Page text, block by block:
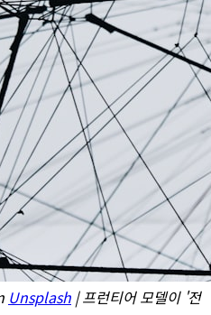
Unsplash | 프런티어 모델이 '전